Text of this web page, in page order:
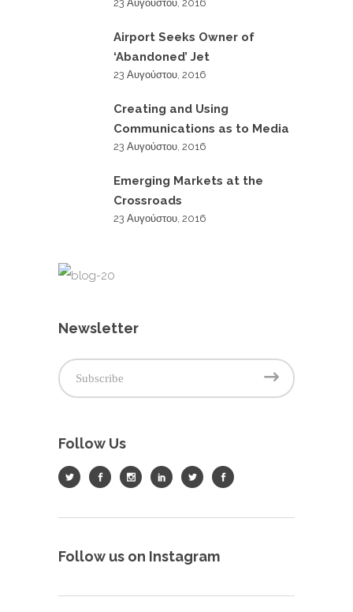
23 Αυγούστου, 2016
Airport Seeks Owner of
‘Abandoned’ Jet
23 Αυγούστου, 2016
Creating and Using
Communications as to Media
23 Αυγούστου, 2016
Emerging Markets at the
Crossroads
23 Αυγούστου, 2016
Newsletter
Follow Us
Follow us on Instagram